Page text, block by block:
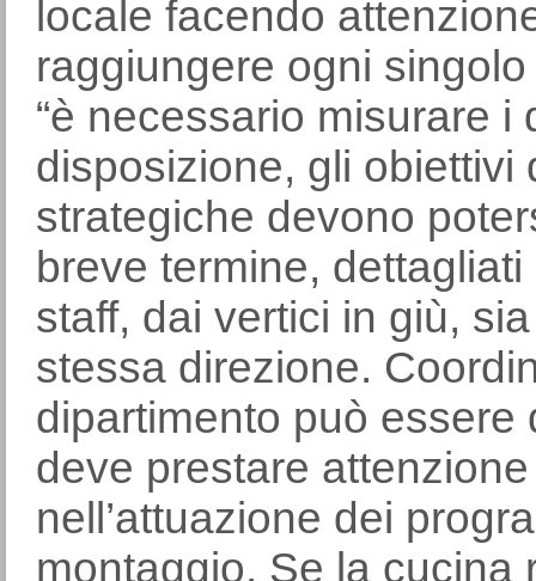
locale facendo
raggiungere ogni singolo
“è necessario misurare i
disposizione, gli obiettivi
strategiche devono
breve termine,
staff, dai vertici in giù,
stessa direzione.
dipartimento può essere
deve prestare
nell’attuazione dei
montaggio. Se la cucina